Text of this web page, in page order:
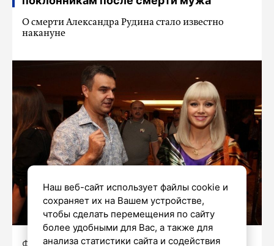
О смерти Александра Рудина стало известно
накануне
Фото:
Наш веб-сайт использует файлы cookie и
сохраняет их на Вашем устройстве,
чтобы сделать перемещения по сайту
более удобными для Вас, а также для
анализа статистики сайта и содействия